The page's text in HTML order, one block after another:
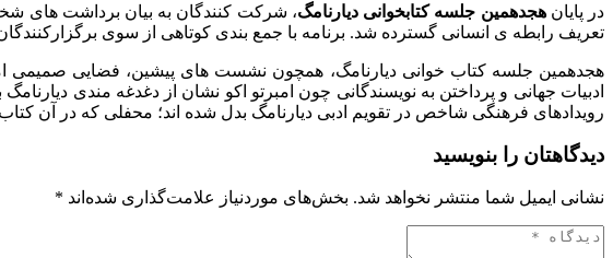
در پایانهجدهمین جلسه کتابخوانی دیارنامگ، شرکت کنندگان به بیان برداشت های
تعریف رابطه ی انسانی گسترده شد. برنامه با جمع بندی کوتاهی از سوی
هجدهمین جلسه کتاب خوانی دیارنامگ، همچون نشست های پیشین، فضایی صمیمی اما
ادبیات جهانی و پرداختن به نویسندگانی چون امبرتو اکو نشان از دغدغه مندی
رویدادهای فرهنگی شاخص در تقویم ادبی دیارنامگ بدل شده اند؛ محفلی که در آن
دیدگاهتان را بنویسید
نشانی ایمیل شما منتشر نخواهد شد. بخش‌های موردنیاز علامت‌گذاری شده‌اند *